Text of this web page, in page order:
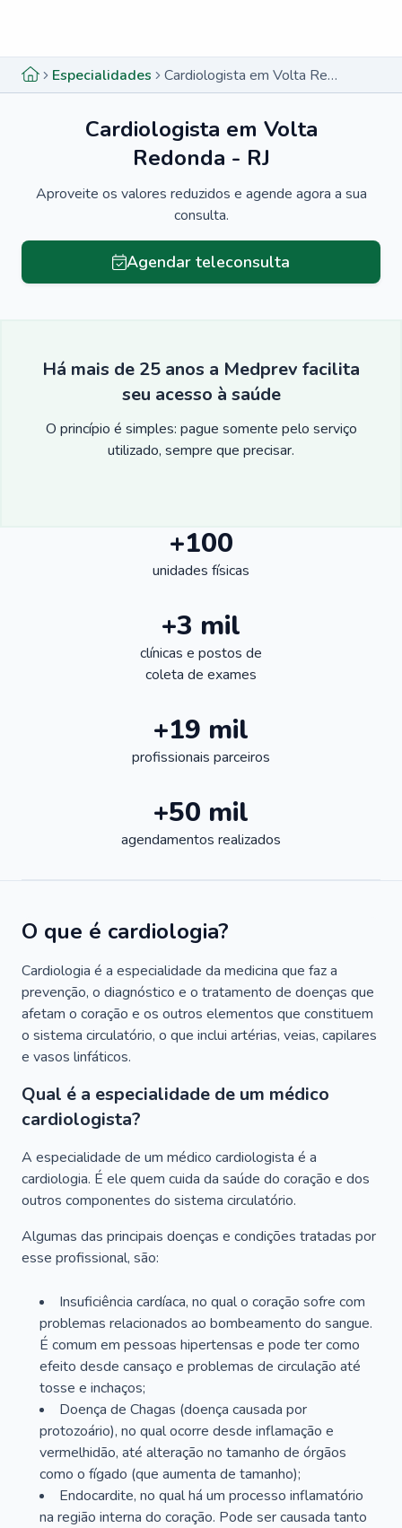
Especialidades Cardiologista em Volta Redonda - RJ
Cardiologista em Volta
Redonda - RJ
Aproveite os valores reduzidos e agende agora a sua
consulta.
Agendar teleconsulta
Há mais de 25 anos a Medprev facilita
seu acesso à saúde
O princípio é simples: pague somente pelo serviço
utilizado, sempre que precisar.
+100
unidades físicas
+3 mil
clínicas e postos de
coleta de exames
+19 mil
profissionais parceiros
+50 mil
agendamentos realizados
O que é cardiologia?
Cardiologia é a especialidade da medicina que faz a
prevenção, o diagnóstico e o tratamento de doenças que
afetam o coração e os outros elementos que constituem
o sistema circulatório, o que inclui artérias, veias, capilares
e vasos linfáticos.
Qual é a especialidade de um médico
cardiologista?
A especialidade de um médico cardiologista é a
cardiologia. É ele quem cuida da saúde do coração e dos
outros componentes do sistema circulatório.
Algumas das principais doenças e condições tratadas por
esse profissional, são:
Insuficiência cardíaca, no qual o coração sofre com
problemas relacionados ao bombeamento do sangue.
É comum em pessoas hipertensas e pode ter como
efeito desde cansaço e problemas de circulação até
tosse e inchaços;
Doença de Chagas (doença causada por
protozoário), no qual ocorre desde inflamação e
vermelhidão, até alteração no tamanho de órgãos
como o fígado (que aumenta de tamanho);
Endocardite, no qual há um processo inflamatório
na região interna do coração. Pode ser causada tanto